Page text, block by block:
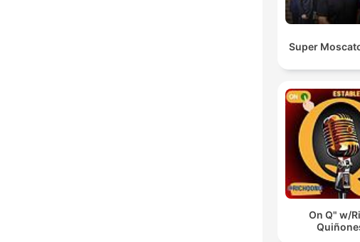
Super
On Q" w/